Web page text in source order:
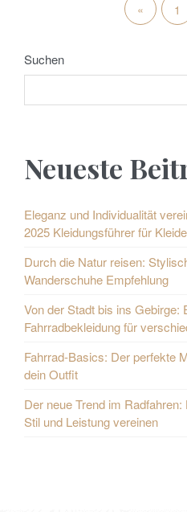
i
t
n
n
u
m
m
e
r
i
e
r
«
e
v
o
s
P
s
t
1
Suchen
Neueste
Eleganz und Individualität
2025 Kleidungsführer für
Durch die Natur reisen:
Wanderschuhe Empfehlung
Von der Stadt bis ins Gebirge:
Fahrradbekleidung für
Fahrrad-Basics: Der perfekte
dein Outfit
Der neue Trend im
Stil und Leistung vereinen